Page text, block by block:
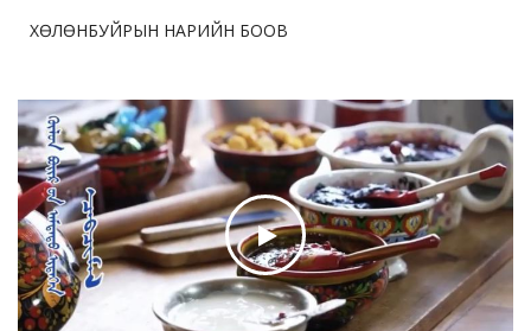
ислийн ялгаруулалт 17%-иар бууруулна
2026-07-29 12:57:05 76
Бо Бао Жүгийн Соёл урлагийн хүрээлэнгийн нээлт
боллоо
2026-07-29 12:53:33 76
Ши Жиньпин Словакийн Ерөнхийлөгчтэй хэлэлцээр
хийв
ХӨЛӨНБУЙРЫН НАРИЙН БООВ